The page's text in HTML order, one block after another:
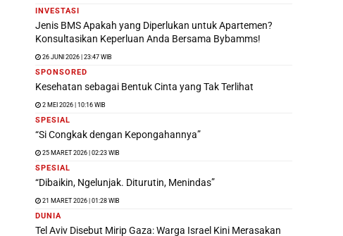
INVESTASI
Jenis BMS Apakah yang Diperlukan untuk Apartemen?
Konsultasikan Keperluan Anda Bersama Bybamms!
26 JUNI 2026 | 23:47 WIB
SPONSORED
Kesehatan sebagai Bentuk Cinta yang Tak Terlihat
2 MEI 2026 | 10:16 WIB
SPESIAL
“Si Congkak dengan Kepongahannya”
25 MARET 2026 | 02:23 WIB
SPESIAL
“Dibaikin, Ngelunjak. Diturutin, Menindas”
21 MARET 2026 | 01:28 WIB
DUNIA
Tel Aviv Disebut Mirip Gaza: Warga Israel Kini Merasakan